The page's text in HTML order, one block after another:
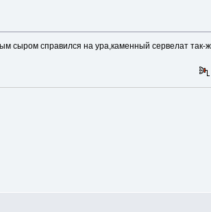
сыром справился на ура,каменный сервелат так-